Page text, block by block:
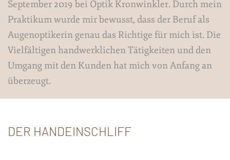
September 2019 bei Optik Kronwinkler. Durch mein
Praktikum wurde mir bewusst, dass der Beruf als
Augenoptikerin genau das Richtige für mich ist. Die
Vielfältigen handwerklichen Tätigkeiten und den
Umgang mit den Kunden hat mich von Anfang an
überzeugt.
DER HANDEINSCHLIFF